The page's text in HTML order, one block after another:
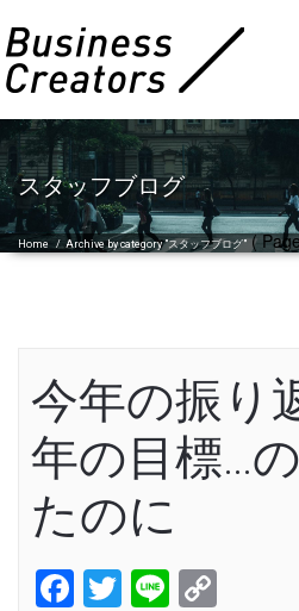
スタッフブログ
Home /Archive by category "スタッフブログ"(
今年の振り
年の目標…
たのに
Facebook
Twitter
Line